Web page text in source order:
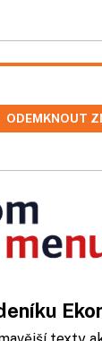
ODEMKNOUT